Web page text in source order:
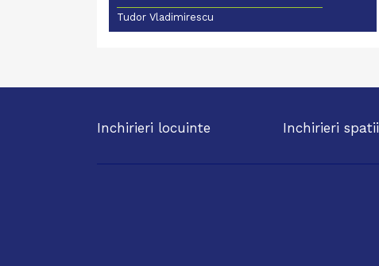
Bucsinescu
Tudor Vladimirescu
Inchirieri locuinte Inchirieri spatii